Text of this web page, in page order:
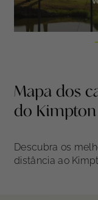
Mapa dos
do
Descubra os
distância ao